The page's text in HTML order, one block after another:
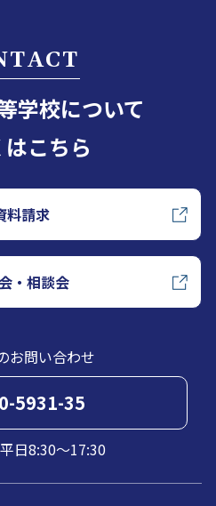
学校について
こちら
料請求
・相談会
お問い合わせ
5931-35
日8:30～17:30